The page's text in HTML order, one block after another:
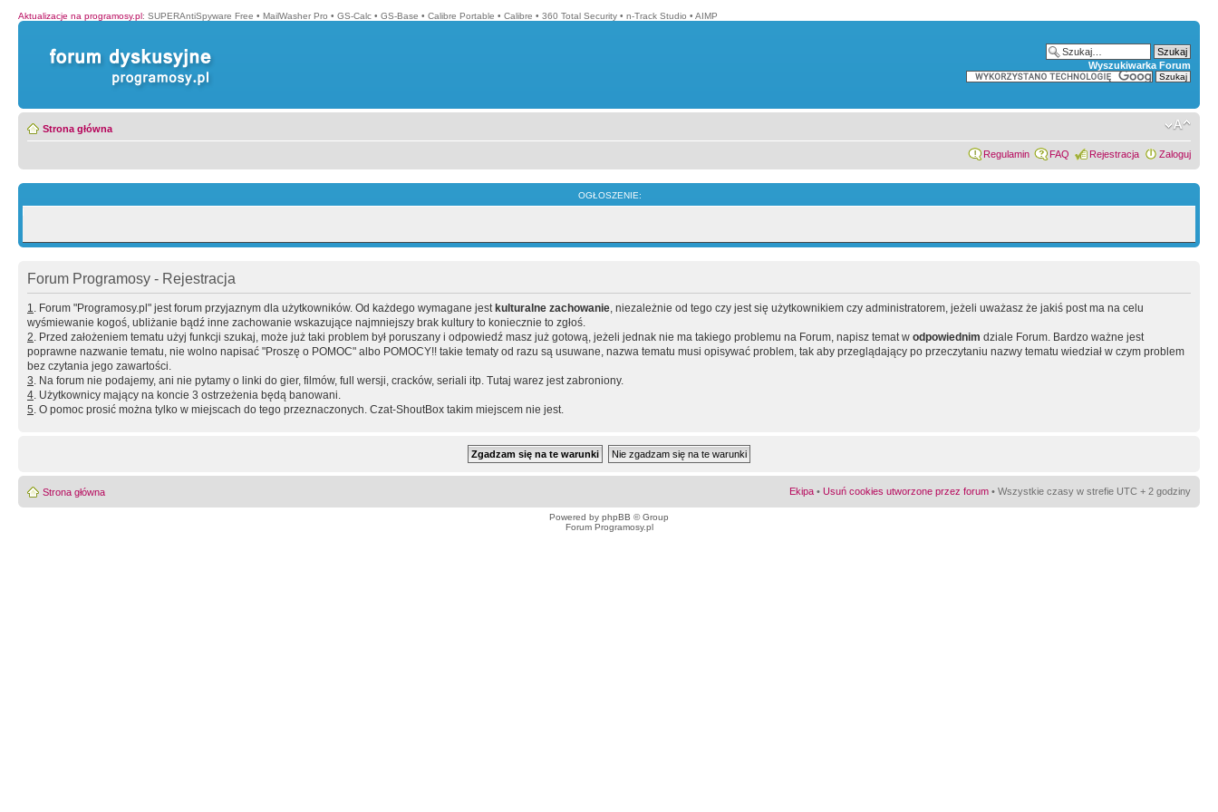
Aktualizacje na programosy.pl: SUPERAntiSpyware Free • MailWasher Pro • GS-Calc • GS-Base • Calibre Portable • Calibre • 360 Total Security • n-Track Studio • AIMP
Wyszukiwarka Forum
Strona główna
Regulamin FAQ Rejestracja Zaloguj
OGŁOSZENIE:
Forum Programosy - Rejestracja
1. Forum "Programosy.pl" jest forum przyjaznym dla użytkowników. Od każdego wymagane jest kulturalne zachowanie, niezależnie od tego czy jest się użytkownikiem czy administratorem, jeżeli uważasz że jakiś post ma na celu
wyśmiewanie kogoś, ubliżanie bądź inne zachowanie wskazujące najmniejszy brak kultury to koniecznie to zgłoś.
2. Przed założeniem tematu użyj funkcji szukaj, może już taki problem był poruszany i odpowiedź masz już gotową, jeżeli jednak nie ma takiego problemu na Forum, napisz temat w odpowiednim dziale Forum. Bardzo ważne jest
poprawne nazwanie tematu, nie wolno napisać "Proszę o POMOC" albo POMOCY!! takie tematy od razu są usuwane, nazwa tematu musi opisywać problem, tak aby przeglądający po przeczytaniu nazwy tematu wiedział w czym problem
bez czytania jego zawartości.
3. Na forum nie podajemy, ani nie pytamy o linki do gier, filmów, full wersji, cracków, seriali itp. Tutaj warez jest zabroniony.
4. Użytkownicy mający na koncie 3 ostrzeżenia będą banowani.
5. O pomoc prosić można tylko w miejscach do tego przeznaczonych. Czat-ShoutBox takim miejscem nie jest.
Strona główna Ekipa • Usuń cookies utworzone przez forum • Wszystkie czasy w strefie UTC + 2 godziny
Powered by phpBB © Group
Forum Programosy.pl